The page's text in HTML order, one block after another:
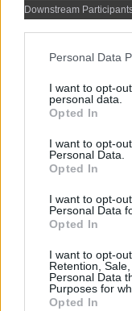
Downstream
Please note that
not limited to your
grant or deny
use your data for
consent section.
Personal Data
I want to opt-
personal data.
Opted In
I want to opt-
Personal Data.
Opted In
I want to opt-
Personal Data
Opted In
I want to opt-
Retention,
Personal Data
Purposes for
Opted In
A cselédszobából
elrejtve egy...
VIDEÓK, MÉDIATÁR
Az Ikea